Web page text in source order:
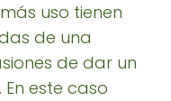
uso tienen
de una
de dar un
este caso